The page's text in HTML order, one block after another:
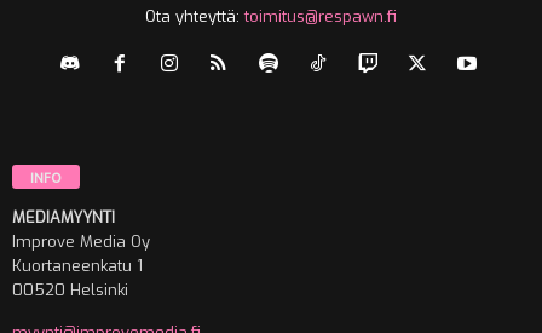
Ota yhteyttä:toimitus@respawn.fi
INFO
MEDIAMYYNTI
Improve Media Oy
Kuortaneenkatu 1
00520 Helsinki